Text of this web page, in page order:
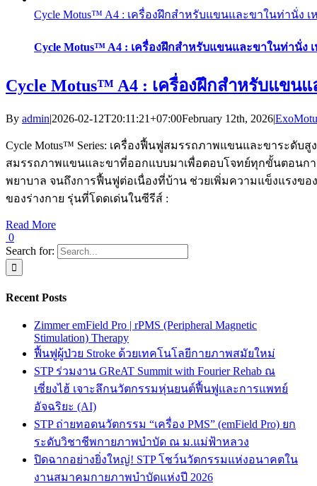
Cycle Motus™ A4 : เครื่องฝึกสำหรับแขนและขาในท่านั่ง
Cycle Motus™ A4 : เครื่องฝึกสำหรับแขนและขาในท่านั่ง
Cycle Motus™ A4 : เครื่องฝึกสำหรับแขน
By admin|2026-02-12T20:11:21+07:00February 12th, 2026|
Cycle Motus™ Series: เครื่องฟื้นฟูสมรรถภาพแขนและขาระดับสู
สมรรถภาพแขนและขาที่ออกแบบมาเพื่อตอบโจทย์ทุกขั้นตอนการ
พยาบาล จนถึงการฟื้นฟูต่อเนื่องที่บ้าน ช่วยเพิ่มความแข็งแรงข
ของร่างกาย รุ่นที่โดดเด่นในซีรีส์ :
Read More
0
Search for:
Recent Posts
Zimmer emField Pro | rPMS (Peripheral Magnetic
Stimulation) Therapy
ฟื้นฟูผู้ป่วย Stroke ด้วยเทคโนโลยีกายภาพสมัยใหม่
STP ร่วมงาน GReAT Summit with Fourier Rehab ณ
เซี่ยงไฮ้ เจาะลึกนวัตกรรมหุ่นยนต์ฟื้นฟูและการแพทย์
อัจฉริยะ (AI)
STP ถ่ายทอดนวัตกรรม “เครื่อง PMS” (emField Pro) ยก
ระดับวิชาชีพกายภาพบำบัด ณ ม.แม่ฟ้าหลวง
ปิดฉากอย่างยิ่งใหญ่! STP โชว์นวัตกรรมแห่งอนาคตใน
งานสมาคมกายภาพบำบัดแห่งปี 2026